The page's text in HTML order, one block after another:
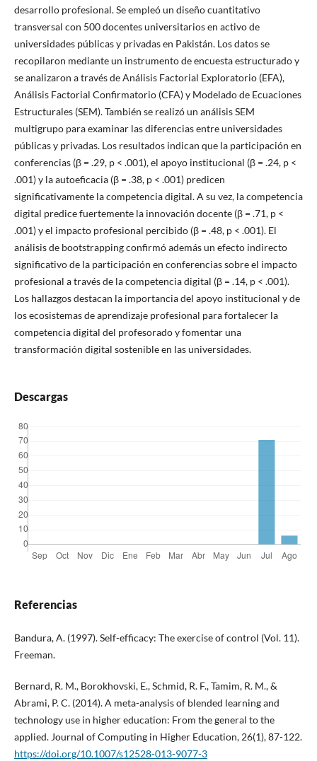
desarrollo profesional. Se empleó un diseño cuantitativo
transversal con 500 docentes universitarios en activo de
universidades públicas y privadas en Pakistán. Los datos se
recopilaron mediante un instrumento de encuesta estructurado y
se analizaron a través de Análisis Factorial Exploratorio (EFA),
Análisis Factorial Confirmatorio (CFA) y Modelado de Ecuaciones
Estructurales (SEM). También se realizó un análisis SEM
multigrupo para examinar las diferencias entre universidades
públicas y privadas. Los resultados indican que la participación en
conferencias (β = .29, p < .001), el apoyo institucional (β = .24, p <
.001) y la autoeficacia (β = .38, p < .001) predicen
significativamente la competencia digital. A su vez, la competencia
digital predice fuertemente la innovación docente (β = .71, p <
.001) y el impacto profesional percibido (β = .48, p < .001). El
análisis de bootstrapping confirmó además un efecto indirecto
significativo de la participación en conferencias sobre el impacto
profesional a través de la competencia digital (β = .14, p < .001).
Los hallazgos destacan la importancia del apoyo institucional y de
los ecosistemas de aprendizaje profesional para fortalecer la
competencia digital del profesorado y fomentar una
transformación digital sostenible en las universidades.
Descargas
Referencias
Bandura, A. (1997). Self-efficacy: The exercise of control (Vol. 11).
Freeman.
Bernard, R. M., Borokhovski, E., Schmid, R. F., Tamim, R. M., &
Abrami, P. C. (2014). A meta-analysis of blended learning and
technology use in higher education: From the general to the
applied. Journal of Computing in Higher Education, 26(1), 87-122.
https://doi.org/10.1007/s12528-013-9077-3